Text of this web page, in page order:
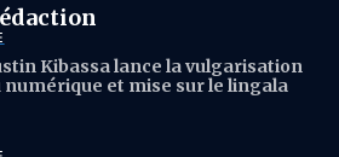
Kibassa lance la vulgarisation
numérique et mise sur le lingala